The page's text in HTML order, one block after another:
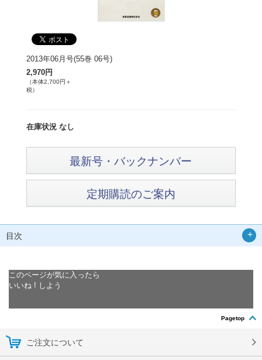
2013年06月号(55巻 06号)
2,970円
（本体2,700円＋
税）
在庫状況 なし
最新号・バックナンバー
定期購読のご案内
目次
このページが気に入ったら
いいね ! しよう
Pagetop
ご注文について